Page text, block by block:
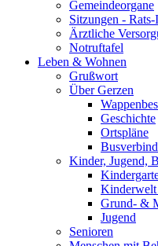
Gemeindeorgane
Sitzungen -
Ärztliche
Notruftafel
Leben & Wohnen
Grußwort
Über Gerzen
Geschichte
Ortspläne
Kinder, Jugend,
Kinderwelt
Grund- &
Jugend
Senioren